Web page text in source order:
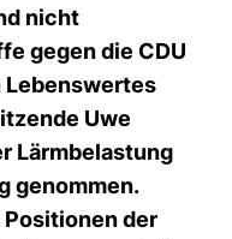
nicht
gegen die CDU
Lebenswertes
Uwe
Lärmbelastung
genommen.
der